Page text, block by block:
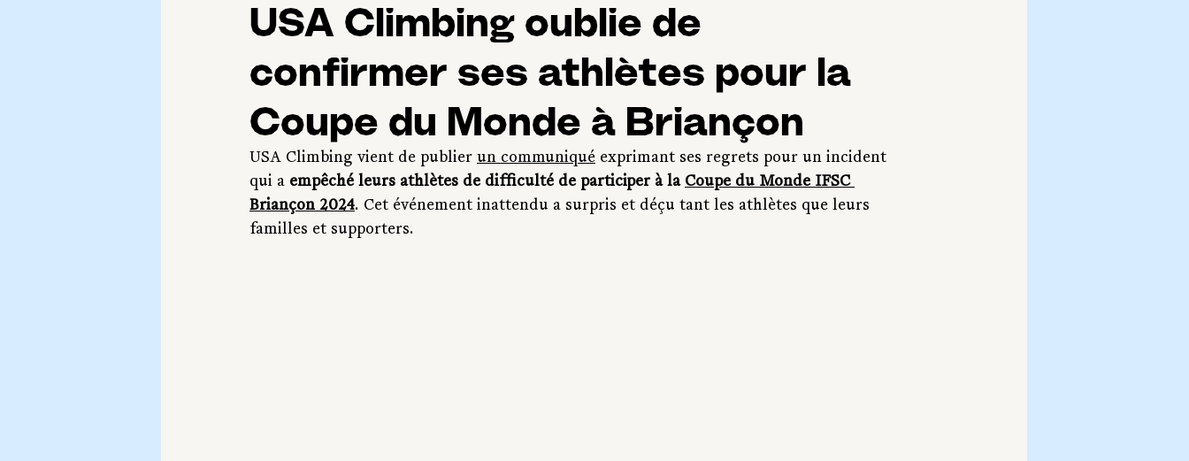
USA Climbing oublie de
confirmer ses athlètes pour la
Coupe du Monde à Briançon
USA Climbing vient de publier un communiqué exprimant ses regrets pour un incident
qui a empêché leurs athlètes de difficulté de participer à la Coupe du Monde IFSC
Briançon 2024. Cet événement inattendu a surpris et déçu tant les athlètes que leurs
familles et supporters.